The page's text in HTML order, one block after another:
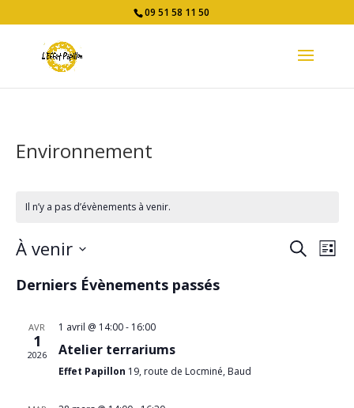
09 51 58 11 50
Environnement
Il n’y a pas d’évènements à venir.
et
Recherche
de
Liste
À venir
une
Derniers Évènements passés
AVR
1
2026
1 avril @ 14:00- 16:00
Atelier terrariums
Effet Papillon 19, route de Locminé, Baud